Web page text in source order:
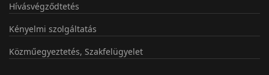
Hívásvégződtetés
Kényelmi szolgáltatás
Közműegyeztetés, Szakfelügyelet